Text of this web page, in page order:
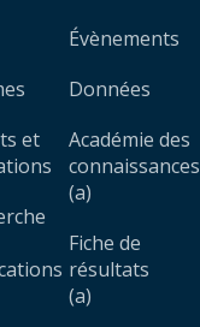
et
Évènements
Données
Académie des
connaissances
(a)
Fiche de
résultats
(a)